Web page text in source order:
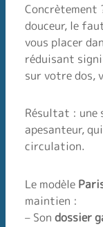
Concrètement
douceur, le
vous placer
réduisant
sur votre dos,
Résultat : une
apesanteur,
circulation.
Le modèle
maintien :
– Son dossier